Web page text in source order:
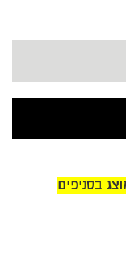
בסניפים